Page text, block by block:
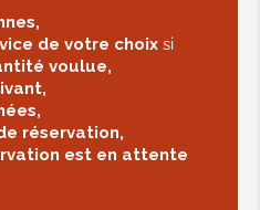
de votre choix si
voulue,
réservation,
est en attente